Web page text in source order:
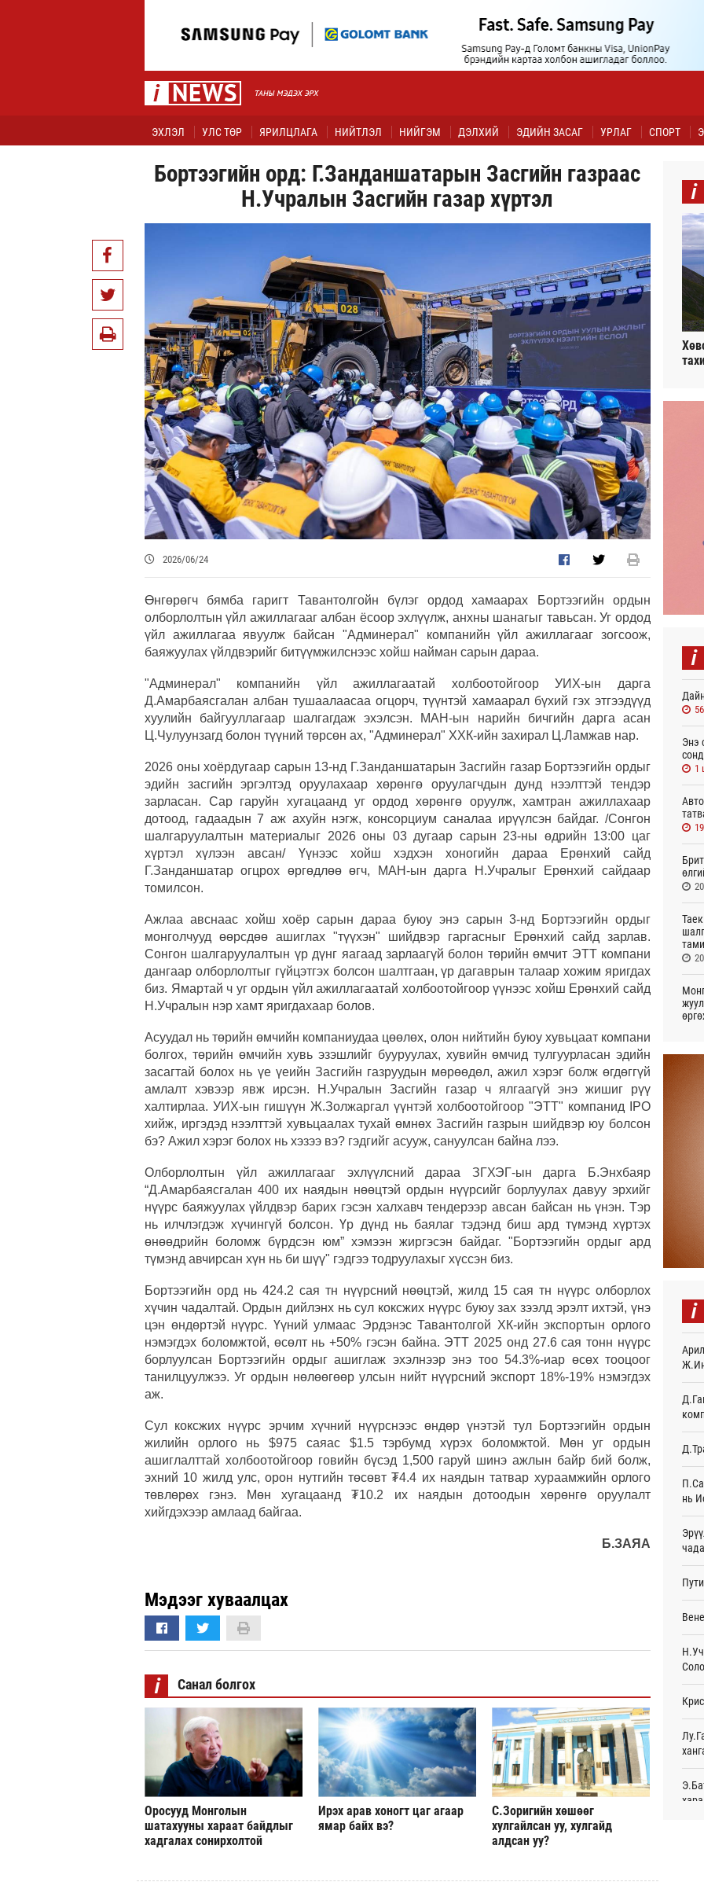
ЭХЛЭЛ УЛС ТӨР ЯРИЛЦЛАГА НИЙТЛЭЛ НИЙГЭМ ДЭЛХИЙ ЭДИЙН ЗАСАГ УРЛАГ СПОРТ
Бортээгийн орд: Г.Занданшатарын Засгийн газраас
Н.Учралын Засгийн газар хүртэл
2026/06/24
Өнгөрөгч бямба гаригт Тавантолгойн бүлэг ордод хамаарах Бортээгийн ордын
олборлолтын үйл ажиллагааг албан ёсоор эхлүүлж, анхны шанагыг тавьсан. Уг ордод
үйл ажиллагаа явуулж байсан "Админерал" компанийн үйл ажиллагааг зогсоож,
баяжуулах үйлдвэрийг битүүмжилснээс хойш найман сарын дараа.
"Админерал" компанийн үйл ажиллагаатай холбоотойгоор УИХ-ын дарга
Д.Амарбаясгалан албан тушаалаасаа огцорч, түүнтэй хамаарал бүхий гэх этгээдүүд
хуулийн байгууллагаар шалгагдаж эхэлсэн. МАН-ын нарийн бичгийн дарга асан
Ц.Чулуунзагд болон түүний төрсөн ах, "Админерал" ХХК-ийн захирал Ц.Ламжав нар.
2026 оны хоёрдугаар сарын 13-нд Г.Занданшатарын Засгийн газар Бортээгийн ордыг
эдийн засгийн эргэлтэд оруулахаар хөрөнгө оруулагчдын дунд нээлттэй тендэр
зарласан. Сар гаруйн хугацаанд уг ордод хөрөнгө оруулж, хамтран ажиллахаар
дотоод, гадаадын 7 аж ахуйн нэгж, консорциум саналаа ирүүлсэн байдаг. /Сонгон
шалгаруулалтын материалыг 2026 оны 03 дугаар сарын 23-ны өдрийн 13:00 цаг
хүртэл хүлээн авсан/ Үүнээс хойш хэдхэн хоногийн дараа Ерөнхий сайд
Г.Занданшатар огцрох өргөдлөө өгч, МАН-ын дарга Н.Учралыг Ерөнхий сайдаар
томилсон.
Ажлаа авснаас хойш хоёр сарын дараа буюу энэ сарын 3-нд Бортээгийн ордыг
монголчууд өөрсдөө ашиглах "түүхэн" шийдвэр гаргасныг Ерөнхий сайд зарлав.
Сонгон шалгаруулалтын үр дүнг яагаад зарлаагүй болон төрийн өмчит ЭТТ компани
дангаар олборлолтыг гүйцэтгэх болсон шалтгаан, үр дагаврын талаар хожим яригдах
биз. Ямартай ч уг ордын үйл ажиллагаатай холбоотойгоор үүнээс хойш Ерөнхий сайд
Н.Учралын нэр хамт яригдахаар болов.
Асуудал нь төрийн өмчийн компаниудаа цөөлөх, олон нийтийн буюу хувьцаат компани
болгох, төрийн өмчийн хувь эзэшлийг бууруулах, хувийн өмчид тулгуурласан эдийн
засагтай болох нь үе үеийн Засгийн газруудын мөрөөдөл, ажил хэрэг болж өгдөггүй
амлалт хэвээр явж ирсэн. Н.Учралын Засгийн газар ч ялгаагүй энэ жишиг рүү
халтирлаа. УИХ-ын гишүүн Ж.Золжаргал үүнтэй холбоотойгоор "ЭТТ" компанид IPO
хийж, иргэдэд нээлттэй хувьцаалах тухай өмнөх Засгийн газрын шийдвэр юу болсон
бэ? Ажил хэрэг болох нь хэзээ вэ? гэдгийг асууж, сануулсан байна лээ.
Олборлолтын үйл ажиллагааг эхлүүлсний дараа ЗГХЭГ-ын дарга Б.Энхбаяр
“Д.Амарбаясгалан 400 их наядын нөөцтэй ордын нүүрсийг борлуулах давуу эрхийг
нүүрс баяжуулах үйлдвэр барих гэсэн халхавч тендерээр авсан байсан нь үнэн. Тэр
нь илчлэгдэж хүчингүй болсон. Үр дүнд нь баялаг тэдэнд биш ард түмэнд хүртэх
өнөөдрийн боломж бүрдсэн юм” хэмээн жиргэсэн байдаг. "Бортээгийн ордыг ард
түмэнд авчирсан хүн нь би шүү" гэдгээ тодруулахыг хүссэн биз.
Бортээгийн орд нь 424.2 сая тн нүүрсний нөөцтэй, жилд 15 сая тн нүүрс олборлох
хүчин чадалтай. Ордын дийлэнх нь сул коксжих нүүрс буюу зах зээлд эрэлт ихтэй, үнэ
цэн өндөртэй нүүрс. Үүний улмаас Эрдэнэс Тавантолгой ХК-ийн экспортын орлого
нэмэгдэх боломжтой, өсөлт нь +50% гэсэн байна. ЭТТ 2025 онд 27.6 сая тонн нүүрс
борлуулсан Бортээгийн ордыг ашиглаж эхэлнээр энэ тоо 54.3%-иар өсөх тооцоог
танилцуулжээ. Уг ордын нөлөөгөөр улсын нийт нүүрсний экспорт 18%-19% нэмэгдэх
аж.
Сул коксжих нүүрс эрчим хүчний нүүрснээс өндөр үнэтэй тул Бортээгийн ордын
жилийн орлого нь $975 саяас $1.5 тэрбумд хүрэх боломжтой. Мөн уг ордын
ашиглалттай холбоотойгоор говийн бүсэд 1,500 гаруй шинэ ажлын байр бий болж,
эхний 10 жилд улс, орон нутгийн төсөвт ₮4.4 их наядын татвар хураамжийн орлого
төвлөрөх гэнэ. Мөн хугацаанд ₮10.2 их наядын дотоодын хөрөнгө оруулалт
хийгдэхээр амлаад байгаа.
Б.ЗАЯА
Мэдээг хуваалцах
i Санал болгох
Оросууд Монголын
шатахууны хараат байдлыг
хадгалах сонирхолтой
Ирэх арав хоногт цаг агаар
ямар байх вэ?
С.Зоригийн хөшөөг
хулгайлсан уу, хулгайд
алдсан уу?
i
i
Энэ
1
ойн
i
нь